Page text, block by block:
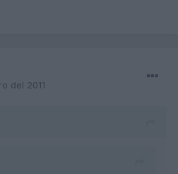
del 2011